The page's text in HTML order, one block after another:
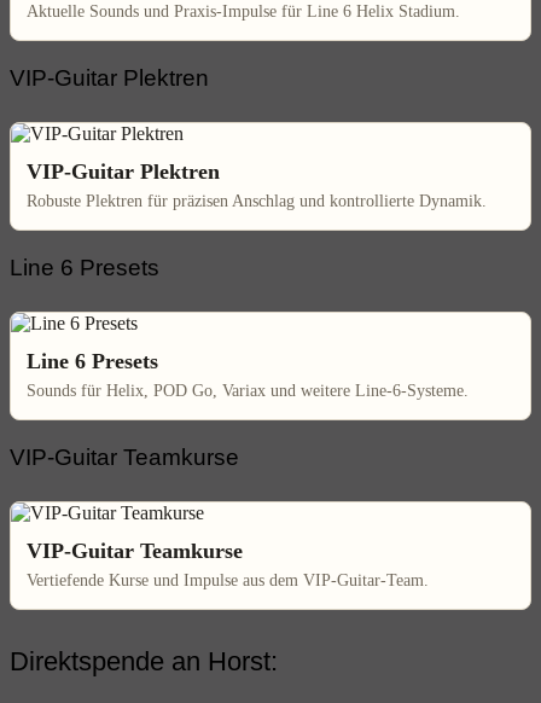
Aktuelle Sounds und Praxis-Impulse für Line 6 Helix Stadium.
VIP-Guitar Plektren
VIP-Guitar Plektren
Robuste Plektren für präzisen Anschlag und kontrollierte Dynamik.
Line 6 Presets
Line 6 Presets
Sounds für Helix, POD Go, Variax und weitere Line-6-Systeme.
VIP-Guitar Teamkurse
VIP-Guitar Teamkurse
Vertiefende Kurse und Impulse aus dem VIP-Guitar-Team.
Direktspende an Horst: